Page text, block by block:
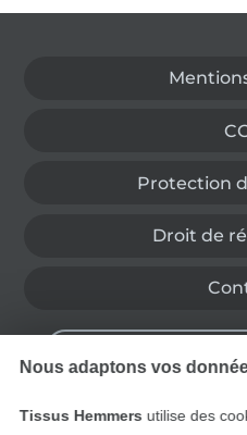
Protection
Droit de
Nous adaptons vos
Tissus Hemmers utilise des